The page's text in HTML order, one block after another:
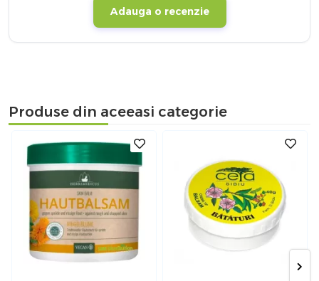
Adauga o recenzie
Produse din aceeasi categorie